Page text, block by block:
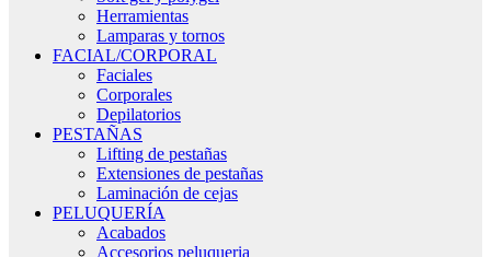
Herramientas
Lamparas y tornos
FACIAL/CORPORAL
Faciales
Corporales
Depilatorios
PESTAÑAS
Lifting de pestañas
Extensiones de pestañas
Laminación de cejas
PELUQUERÍA
Acabados
Accesorios peluqueria